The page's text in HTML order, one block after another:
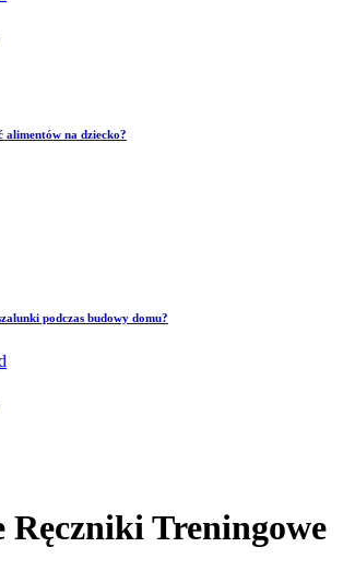
alimentów na dziecko?
podczas budowy domu?
Ręczniki Treningowe